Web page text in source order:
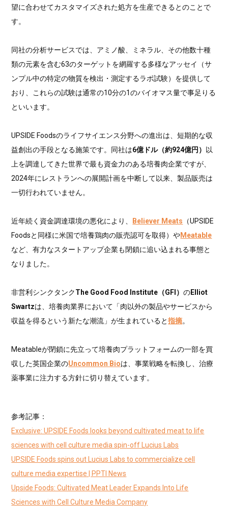
望に合わせてカスタマイズされた処方を生産できるとのことで
す。
同社の分析サービスでは、アミノ酸、ミネラル、その他数十種
類の元素を含む63のターゲットを網羅する多様なアッセイ（サ
ンプル中の特定の物質を検出・測定するラボ試験）を提供して
おり、これらの試験は通常の10分の1のバイオマス量で事足りる
といいます。
UPSIDE Foodsのライフサイエンス分野への進出は、短期的な収
益創出の手段となる施策です。同社は6億ドル（約924億円） 以
上を調達してきた世界で最も資金力のある培養肉企業ですが、
2024年にレストランへの展開計画を中断して以来、製品販売は
一切行われていません。
近年続く資金調達環境の悪化により、 Believer Meats （UPSIDE
Foodsと同様に米国で培養鶏肉の販売認可を取得）やMeatable
など、有力なスタートアップ企業も閉鎖に追い込まれる事態と
なりました。
非営利シンクタンクThe Good Food Institute（GFI）のElliot
Swartzは、培養肉業界において「肉以外の製品やサービスから
収益を得るという新たな潮流」が生まれていると指摘。
Meatableが閉鎖に先立って培養肉プラットフォームの一部を買
収した英国企業のUncommon Bioは、事業戦略を転換し、治療
薬事業に注力する方針に切り替えています。
参考記事：
Exclusive: UPSIDE Foods looks beyond cultivated meat to life
sciences with cell culture media spin-off Lucius Labs
UPSIDE Foods spins out Lucius Labs to commercialize cell
culture media expertise | PPTI News
Upside Foods: Cultivated Meat Leader Expands Into Life
Sciences with Cell Culture Media Company